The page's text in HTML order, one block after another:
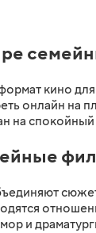
кино для
онлайн на
на
и